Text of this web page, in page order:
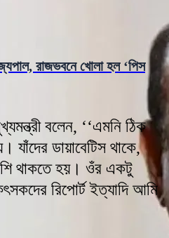
রাজভবনে খোলা হল ‘পিস
বলেন, ‘‘এমনি ঠিক
ডায়াবেটিস থাকে,
থাকতে হয়। ওঁর একটু
রিপোর্ট ইত্যাদি আমি